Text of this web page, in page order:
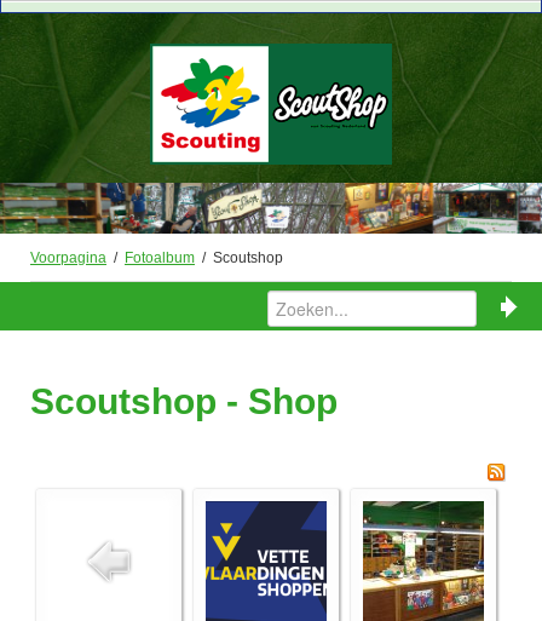
Voorpagina / Fotoalbum / Scoutshop
Scoutshop - Shop